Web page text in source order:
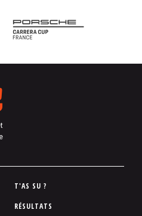
T'AS SU ?
RÉSULTATS